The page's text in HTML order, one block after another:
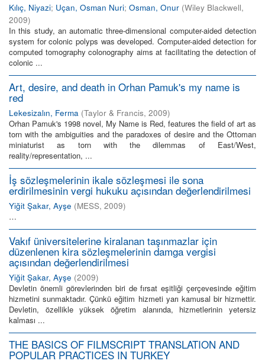
Kılıç, Niyazi; Uçan, Osman Nuri; Osman, Onur (Wiley Blackwell,
2009)
In this study, an automatic three-dimensional computer-aided detection
system for colonic polyps was developed. Computer-aided detection for
computed tomography colonography aims at facilitating the detection of
colonic ...
Art, desire, and death in Orhan Pamuk's my name is
red
Lekesizalın, Ferma (Taylor & Francis, 2009)
Orhan Pamuk's 1998 novel, My Name is Red, features the field of art as
torn with the ambiguities and the paradoxes of desire and the Ottoman
miniaturist as torn with the dilemmas of East/West,
reality/representation, ...
İş sözleşmelerinin ikale sözleşmesi ile sona
erdirilmesinin vergi hukuku açısından değerlendirilmesi
Yiğit Şakar, Ayşe (MESS, 2009)
…
Vakıf üniversitelerine kiralanan taşınmazlar için
düzenlenen kira sözleşmelerinin damga vergisi
açısından değerlendirilmesi
Yiğit Şakar, Ayşe (2009)
Devletin önemli görevlerinden biri de fırsat eşitliği çerçevesinde eğitim
hizmetini sunmaktadır. Çünkü eğitim hizmeti yarı kamusal bir hizmettir.
Devletin, özellikle yüksek öğretim alanında, hizmetlerinin yetersiz
kalması ...
THE BASICS OF FILMSCRIPT TRANSLATION AND
POPULAR PRACTICES IN TURKEY